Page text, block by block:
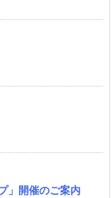
」開催のご案内